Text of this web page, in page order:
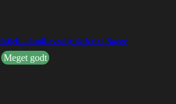
– familievenlig skiferie i Norge
Meget godt